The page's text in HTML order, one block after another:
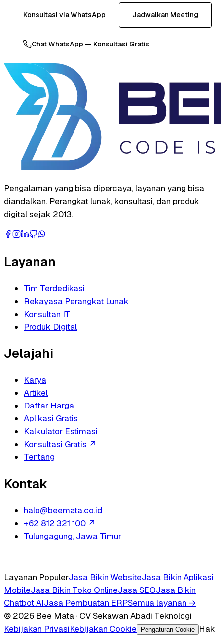
Konsultasi via WhatsApp Jadwalkan Meeting
Chat WhatsApp — Konsultasi Gratis
Pengalaman yang bisa dipercaya, layanan yang bisa
diandalkan. Perangkat lunak, konsultasi, dan produk
digital sejak 2013.
Layanan
Tim Terdedikasi
Rekayasa Perangkat Lunak
Konsultan IT
Produk Digital
Jelajahi
Karya
Artikel
Daftar Harga
Aplikasi Gratis
Kalkulator Estimasi
Konsultasi Gratis ↗
Tentang
Kontak
halo@beemata.co.id
+62 812 321 100 ↗
Tulungagung, Jawa Timur
Layanan PopulerJasa Bikin WebsiteJasa Bikin Aplikasi
MobileJasa Bikin Toko OnlineJasa SEOJasa Bikin
Chatbot AIJasa Pembuatan ERPSemua layanan →
© 2026 Bee Mata · CV Sekawan Abadi Teknologi
Kebijakan PrivasiKebijakan Cookie Pengaturan Cookie
Hak